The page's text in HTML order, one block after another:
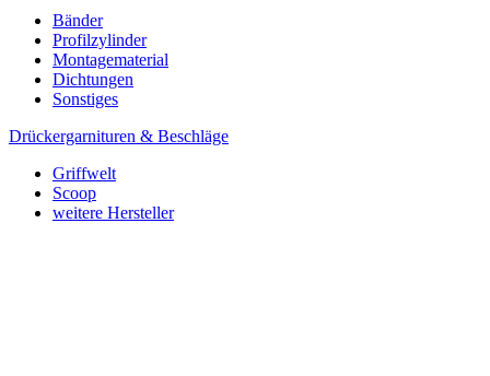
Bänder
Profilzylinder
Montagematerial
Dichtungen
Sonstiges
Drückergarnituren & Beschläge
Griffwelt
Scoop
weitere Hersteller